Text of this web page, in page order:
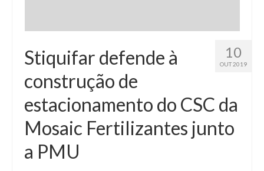
10
OUT 2019
Stiquifar defende à
construção de
estacionamento do CSC da
Mosaic Fertilizantes junto
a PMU